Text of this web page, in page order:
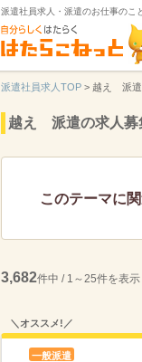
派遣社員求人・派遣のお仕事のこ
派遣社員求人TOP > 越え 派遣
越え 派遣の求人募
このテーマに
3,682件中 / 1～25件を表示
＼オススメ!／
一般派遣